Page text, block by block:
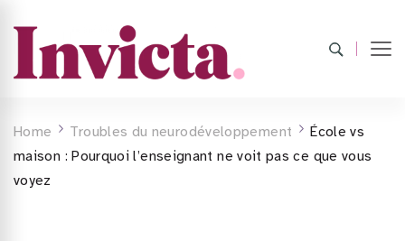
Home Troubles du neurodéveloppement
École vs
maison : Pourquoi l’enseignant ne voit pas ce que vous
voyez